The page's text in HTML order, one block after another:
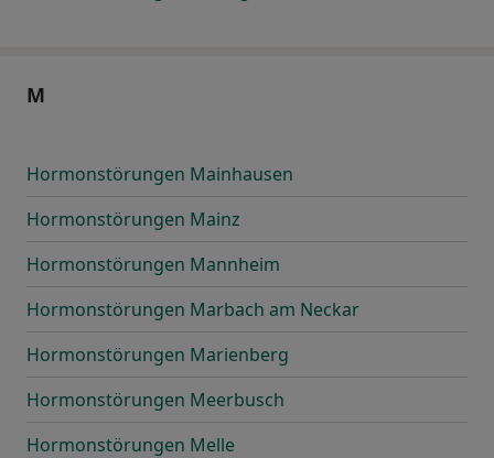
M
Hormonstörungen Mainhausen
Hormonstörungen Mainz
Hormonstörungen Mannheim
Hormonstörungen Marbach am Neckar
Hormonstörungen Marienberg
Hormonstörungen Meerbusch
Hormonstörungen Melle